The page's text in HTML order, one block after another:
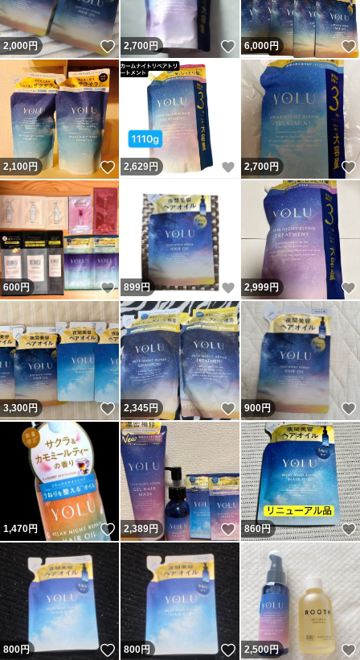
2,000円 いいね！
2,700円 いいね！
6,000円
2,100円 いいね！
2,629円 いいね！
2,700円
600円 いいね！
899円 いいね！
2,999円
3,300円 いいね！
2,345円 いいね！
900円
1,470円 いいね！
2,389円 いいね！
860円
800円 いいね！
800円 いいね！
2,500円